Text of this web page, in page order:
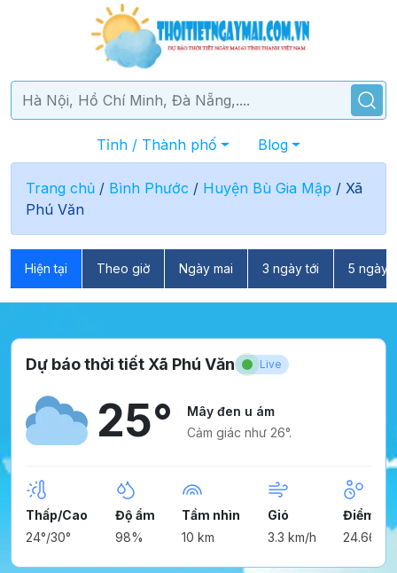
Tỉnh / Thành phố Blog
Trang chủ / Bình Phước / Huyện Bù Gia Mập / Xã
Phú Văn
Hiện tại Theo giờ Ngày mai 3 ngày tới 5 ngày
Dự báo thời tiết Xã Phú Văn Live
25°
Mây đen u ám
Cảm giác như 26°.
Thấp/Cao
24°/30°
Độ ẩm
98%
Tầm nhìn
10 km
Gió
3.3 km/h
Điểm
24.66°